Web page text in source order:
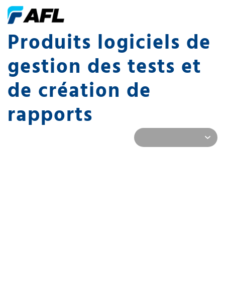
Produits logiciels de
gestion des tests et
de création de
rapports